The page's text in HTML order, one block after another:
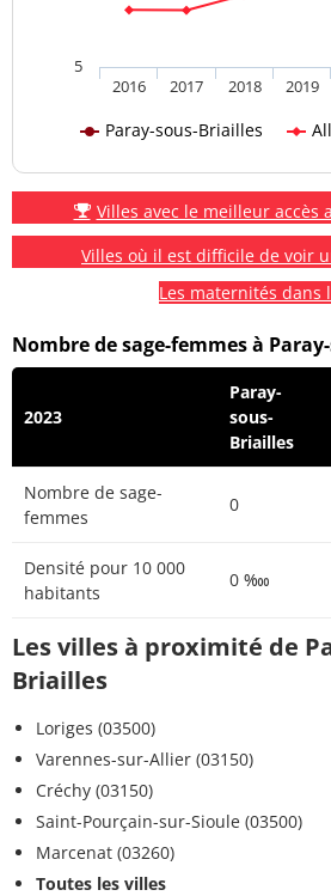
Paray-sous-Briailles
2016 2017 2018 2019
5
Villes avec le meilleur accès
Villes où il est difficile de voir
Les maternités dans
Nombre de sage-femmes à
2023
Paray-
sous-
Briailles
Nombre de sage-
femmes
0
Densité pour 10 000
habitants
0 ‱
Les villes à proximité de
Briailles
Loriges (03500)
Varennes-sur-Allier (03150)
Créchy (03150)
Saint-Pourçain-sur-Sioule (03500)
Marcenat (03260)
Toutes les villes